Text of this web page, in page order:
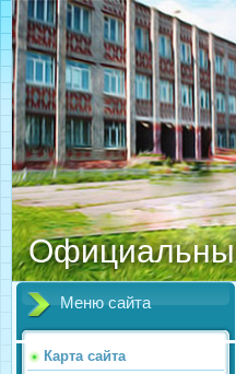
Меню сайта
Карта сайта